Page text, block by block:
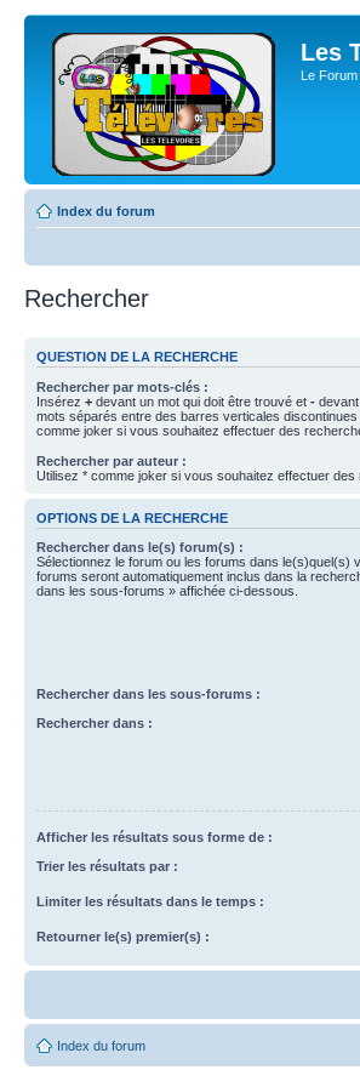
Les
Le
Index du forum
Rechercher
QUESTION DE LA RECHERCHE
Rechercher par mots-clés :
Insérez + devant un mot qui doit être trouvé et -
mots séparés entre des barres verticales discontinues
comme joker si vous souhaitez effectuer des
Rechercher par auteur :
Utilisez * comme joker si vous souhaitez effectuer des
OPTIONS DE LA RECHERCHE
Rechercher dans le(s) forum(s) :
Sélectionnez le forum ou les forums dans
forums seront automatiquement inclus dans la
dans les sous-forums » affichée ci-dessous.
Rechercher dans les sous-forums :
Rechercher dans :
Afficher les résultats sous forme de :
Trier les résultats par :
Limiter les résultats dans le temps :
Retourner le(s) premier(s) :
Index du forum